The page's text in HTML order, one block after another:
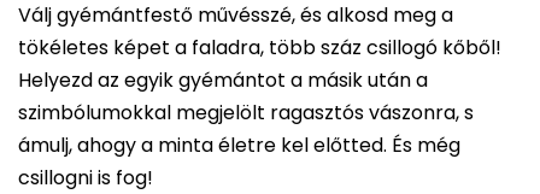
Válj gyémántfestő művésszé, és alkosd meg a
tökéletes képet a faladra, több száz csillogó kőből!
Helyezd az egyik gyémántot a másik után a
szimbólumokkal megjelölt ragasztós vászonra, s
ámulj, ahogy a minta életre kel előtted. És még
csillogni is fog!
ből
0,0
csillag.